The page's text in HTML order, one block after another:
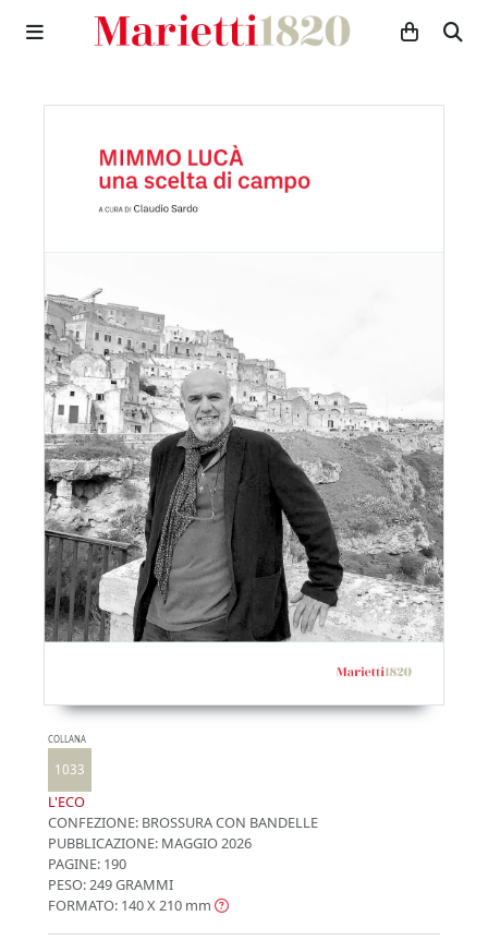
COLLANA
1033
L'ECO
CONFEZIONE: BROSSURA CON BANDELLE
PUBBLICAZIONE: MAGGIO 2026
PAGINE: 190
PESO: 249 GRAMMI
FORMATO: 140 X 210 mm